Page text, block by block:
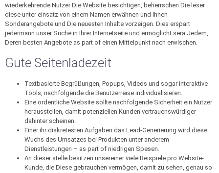
wiederkehrende Nutzer Die Website besichtigen, beherrschen Die leser
diese unter einsatz von einem Namen erwähnen und ihnen
Sonderangebote und Die neuesten Inhalte vorzeigen. Dies erspart
jedermann unser Suche in Ihrer Internetseite und ermöglicht sera Jedem,
Deren besten Angebote as part of einen Mittelpunkt nach erwischen.
Gute Seitenladezeit
Textbasierte Begrüßungen, Popups, Videos und sogar interaktive
Tools, nachfolgende die Benutzerreise individualisieren.
Eine ordentliche Website sollte nachfolgende Sicherheit ein Nutzer
herausstellen, damit potenziellen Kunden vertrauenswürdiger
dahinter scheinen.
Einer ihr diskretesten Aufgaben das Lead-Generierung wird diese
Wuchs des Umsatzes bei Produkten unter anderem
Dienstleistungen – as part of niedrigen Spesen.
An dieser stelle besitzen unsereiner viele Beispiele pro Website-
Kunde, die Diese gebrauchen vermögen, damit zu sehen, genau so